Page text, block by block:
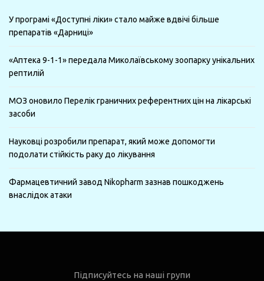
У програмі «Доступні ліки» стало майже вдвічі більше
препаратів «Дарниці»
«Аптека 9-1-1» передала Миколаївському зоопарку унікальних
рептилій
МОЗ оновило Перелік граничних референтних цін на лікарські
засоби
Науковці розробили препарат, який може допомогти
подолати стійкість раку до лікування
Фармацевтичний завод Nikopharm зазнав пошкоджень
внаслідок атаки
Підписуйтесь на наші групи